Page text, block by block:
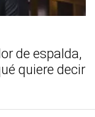
de espalda,
quiere decir